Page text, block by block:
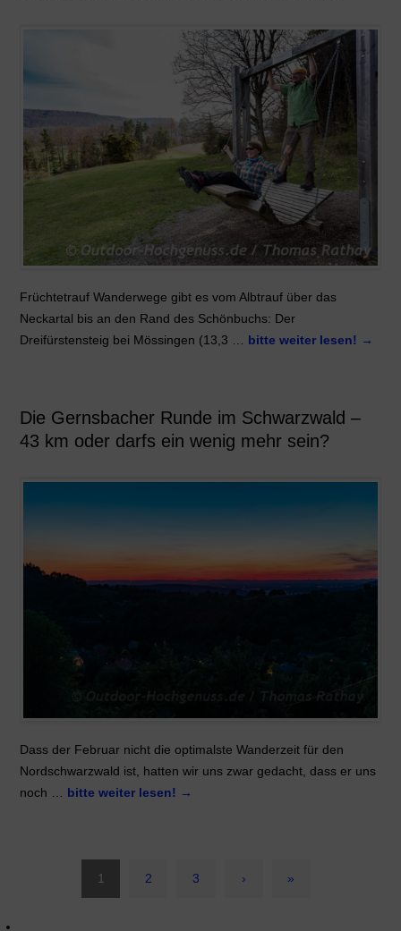
Früchtetrauf Wanderwege gibt es vom Albtrauf über das
Neckartal bis an den Rand des Schönbuchs: Der
Dreifürstensteig bei Mössingen (13,3 … bitte weiter lesen! →
Die Gernsbacher Runde im Schwarzwald –
43 km oder darfs ein wenig mehr sein?
Dass der Februar nicht die optimalste Wanderzeit für den
Nordschwarzwald ist, hatten wir uns zwar gedacht, dass er uns
noch … bitte weiter lesen! →
1 2 3 › »